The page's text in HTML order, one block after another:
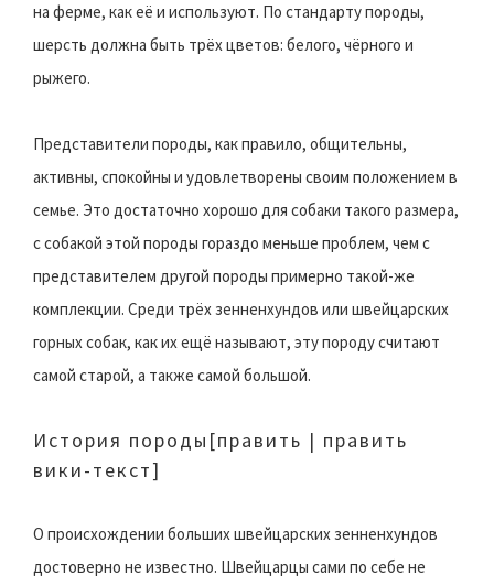
на ферме, как её и используют. По стандарту породы,
шерсть должна быть трёх цветов: белого, чёрного и
рыжего.
Представители породы, как правило, общительны,
активны, спокойны и удовлетворены своим положением в
семье. Это достаточно хорошо для собаки такого размера,
с собакой этой породы гораздо меньше проблем, чем с
представителем другой породы примерно такой-же
комплекции. Среди трёх зенненхундов или швейцарских
горных собак, как их ещё называют, эту породу считают
самой старой, а также самой большой.
История породы [править | править
вики-текст]
О происхождении больших швейцарских зенненхундов
достоверно не известно. Швейцарцы сами по себе не